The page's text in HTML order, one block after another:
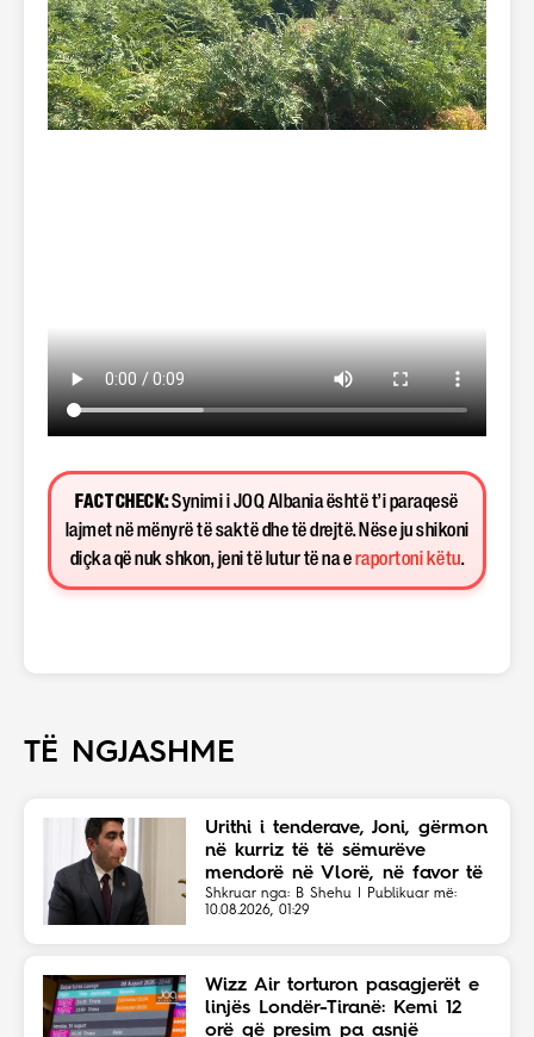
FACT CHECK:Synimi i JOQ Albania është t’i paraqesë
lajmet në mënyrë të saktë dhe të drejtë. Nëse ju shikoni
diçka që nuk shkon, jeni të lutur të na e raportoni këtu.
TË NGJASHME
Urithi i tenderave, Joni, gërmon
në kurriz të të sëmurëve
mendorë në Vlorë, në favor të
Eriola Likajt të “Clean Fast”.
Shkruar nga: B Shehu | Publikuar më:
10.08.2026, 01:29
Wizz Air torturon pasagjerët e
linjës Londër-Tiranë: Kemi 12
orë që presim pa asnjë